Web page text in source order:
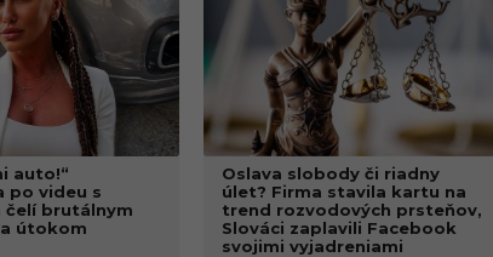
auto!“
po videu s
čelí brutálnym
útokom
Oslava slobody či riadny
úlet? Firma stavila kartu na
trend rozvodových prsteňov,
Slováci zaplavili Facebook
svojimi vyjadreniami